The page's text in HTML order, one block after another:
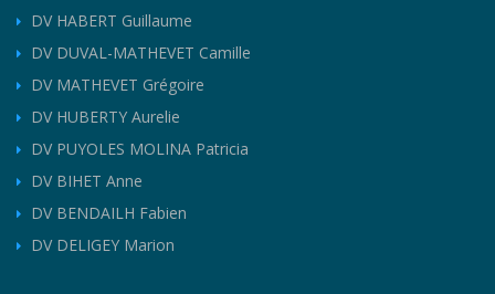
DV HABERT Guillaume
DV DUVAL-MATHEVET Camille
DV MATHEVET Grégoire
DV HUBERTY Aurelie
DV PUYOLES MOLINA Patricia
DV BIHET Anne
DV BENDAILH Fabien
DV DELIGEY Marion